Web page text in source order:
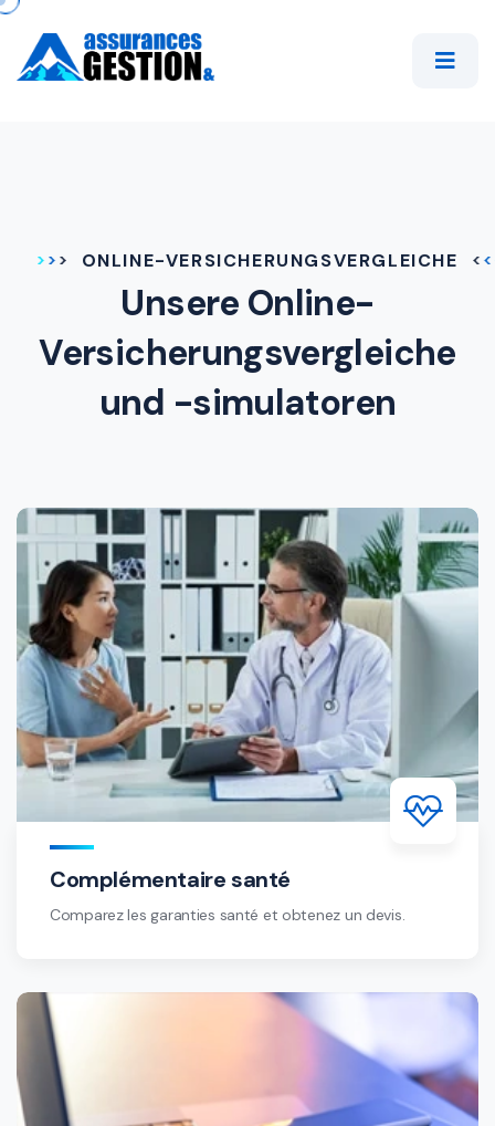
ONLINE-VERSICHERUNGSVERGLEICHE
Unsere Online-
Versicherungsvergleiche
und -simulatoren
Complémentaire santé
Comparez les garanties santé et obtenez un devis.